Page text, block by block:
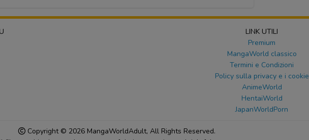
LINK UTILI
Premium
MangaWorld classico
Termini e Condizioni
Policy sulla privacy e i cookie
AnimeWorld
HentaiWorld
JapanWorldPorn
Copyright © 2026 MangaWorldAdult, All Rights Reserved.